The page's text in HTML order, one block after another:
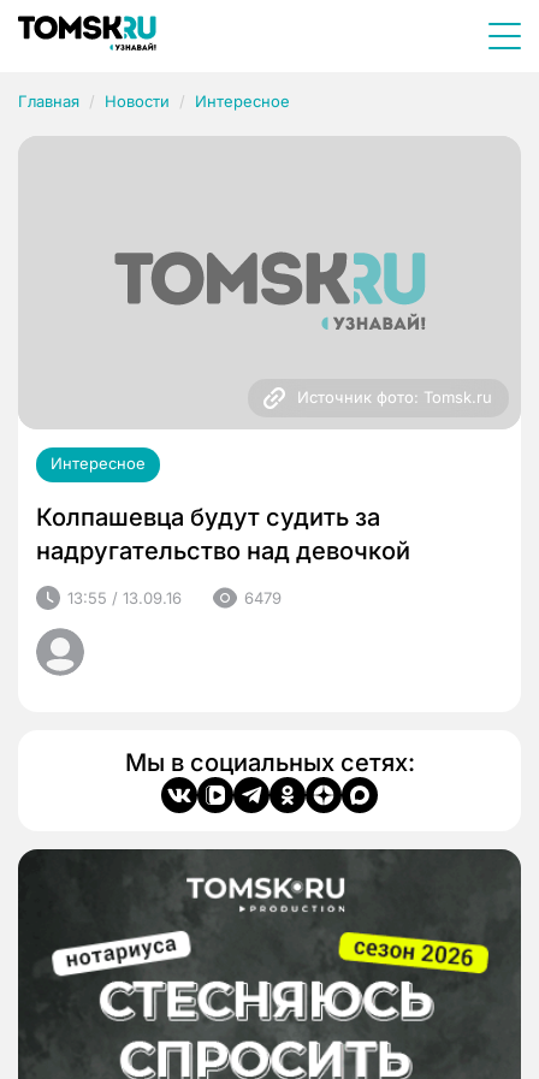
Главная Новости Интересное
Источник фото: Tomsk.ru
Интересное
Колпашевца будут судить за
надругательство над девочкой
13:55 / 13.09.16 6479
Мы в социальных сетях: